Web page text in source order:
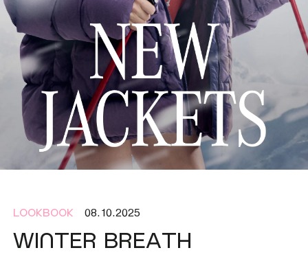
Lookbook 08.10.2025
WINTER BREATH
(Платья & Халаты)
(Шорты & Юбки)
(Верхняя одежда)
(Белье & Купальники)
(Аксессуары)
(SPORT)™
Все коллекции